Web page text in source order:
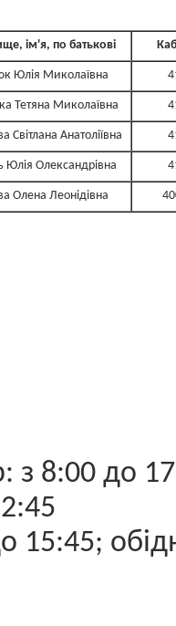
ім'я, по батькові
Юлія Миколаївна
Тетяна Миколаївна
Світлана Анатоліївна
Юлія Олександрівна
Олена Леонідівна
з 8:00 до
15:45;